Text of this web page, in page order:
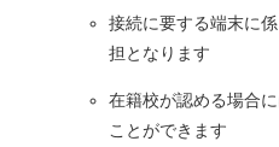
接続に要する端末に
担となります
在籍校が認める場合
ことができます